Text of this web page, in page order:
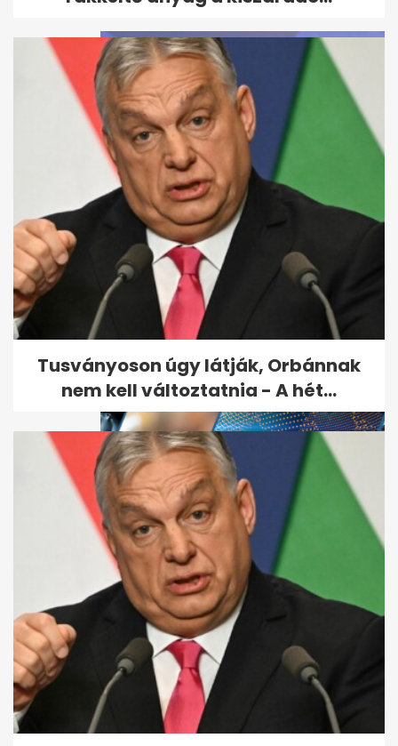
Magyar Péter elárulta, hogy
hol folytatja, ha a Fidesz nyeri
a...
Kétharmad közelében a Tisza,
kétpárti parlament lehet az
új...
Tusványoson úgy látják, Orbánnak
nem kell változtatnia - A hét...